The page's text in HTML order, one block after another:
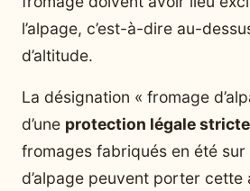
l’alpage, c’est-à-dire au-
d’altitude.
La désignation « fromage
d’une protection légale stricte
fromages fabriqués en été sur
d’alpage peuvent porter